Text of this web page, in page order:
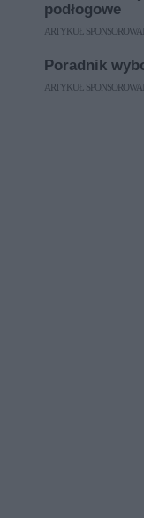
podłogowe
ARTYKUŁ
Poradnik
ARTYKUŁ